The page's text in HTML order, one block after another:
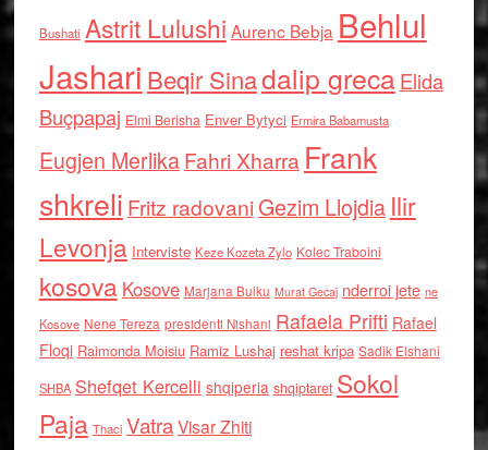
Bushati Astrit Lulushi Aurenc Bebja Behlul
Jashari Beqir Sinadalip grecaElida
Buçpapaj Elmi Berisha Enver Bytyci Ermira Babamusta
Eugjen MerlikaFahri Xharra Frank
shkreli Fritz radovaniGezim Llojdia Ilir
Levonja Interviste Keze Kozeta Zylo Kolec Traboini
kosova Kosove Marjana Bulku Murat Gecaj nderroi jete ne
Kosove Nene Tereza presidenti Nishani Rafaela Prifti Rafael
Floqi Raimonda Moisiu Ramiz Lushaj reshat kripa Sadik Elshani
SHBA Shefqet Kercelli shqiperia shqiptaret Sokol
Paja Thaci VatraVisar Zhiti